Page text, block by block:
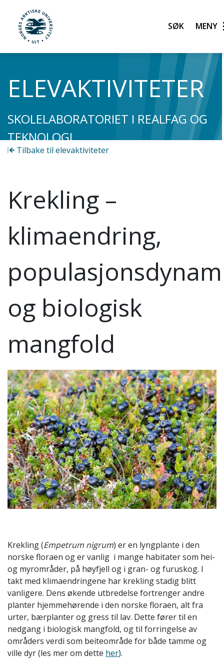
UiT Norges arktiske universitet Søk
ELEVAKTIVITETER
SKOLELABORATORIET I REALFAG OG
TEKNOLOGI
Tilbake til elevaktiviteter
Krekling –
klimaendring,
og biologisk
mangfold
Krekling (Empetrum nigrum) er en lyngplante i den
norske floraen og er vanlig i mange habitater som hei-
og myrområder, på høyfjell og i gran- og furuskog. I
takt med klimaendringene har krekling stadig blitt
vanligere. Dens økende utbredelse fortrenger andre
planter hjemmehørende i den norske floraen, alt fra
urter, bærplanter og gress til lav. Dette fører til en
nedgang i biologisk mangfold, og til forringelse av
områders verdi som beiteområde for både tamme og
ville dyr (les mer om dette her).